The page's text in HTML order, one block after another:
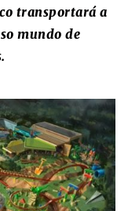
transportará a
mundo de